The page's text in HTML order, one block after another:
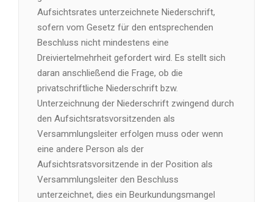
Aufsichtsrates unterzeichnete Niederschrift,
sofern vom Gesetz für den entsprechenden
Beschluss nicht mindestens eine
Dreiviertelmehrheit gefordert wird. Es stellt sich
daran anschließend die Frage, ob die
privatschriftliche Niederschrift bzw.
Unterzeichnung der Niederschrift zwingend durch
den Aufsichtsratsvorsitzenden als
Versammlungsleiter erfolgen muss oder wenn
eine andere Person als der
Aufsichtsratsvorsitzende in der Position als
Versammlungsleiter den Beschluss
unterzeichnet, dies ein Beurkundungsmangel